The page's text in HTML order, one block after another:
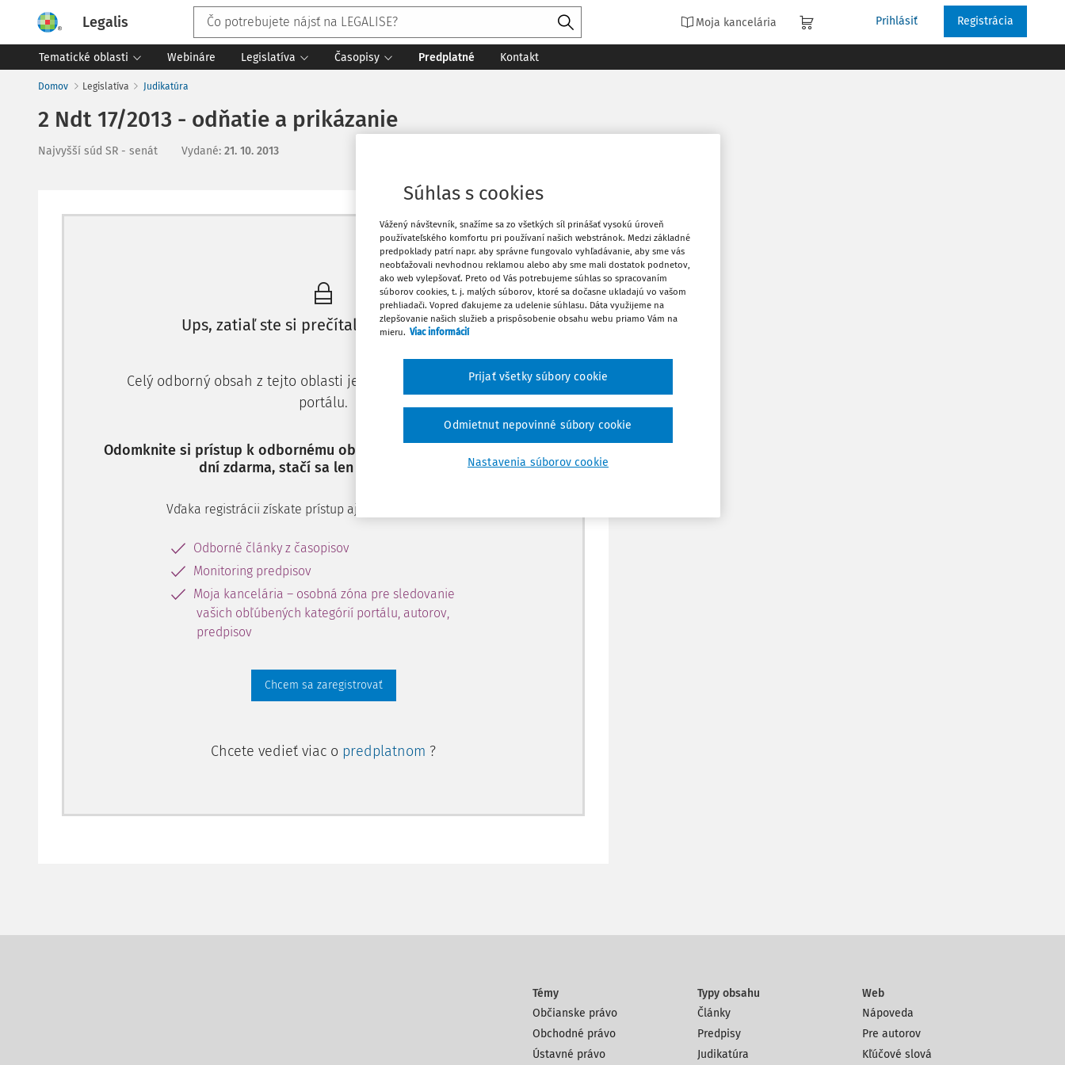
Legalis Moja kancelária Prihlásiť Registrácia
Tematické oblasti Webináre Legislatíva Časopisy Predplatné Kontakt
Domov Legislatíva Judikatúra
2 Ndt 17/2013 - odňatie a prikázanie
Najvyšší súd SR - senát Vydané: 21. 10. 2013
Máte predplatné? Prihláste sa
Ups, zatiaľ ste si prečítali len začiatok...
Celý odborný obsah z tejto oblasti je dostupný predplatiteľom
portálu.
Odomknite si prístup k odbornému obsahu a získajte prístup na 10
dní zdarma, stačí sa len zaregistrovať.
Vďaka registrácii získate prístup aj k vybranému obsahu:
Odborné články z časopisov
Monitoring predpisov
Moja kancelária – osobná zóna pre sledovanie
vašich obľúbených kategórií portálu, autorov,
predpisov
Chcem sa zaregistrovať
Chcete vedieť viac o predplatnom ?
Vytlačiť
Obľúbené
Stiahnuť
Témy
Občianske právo
Obchodné právo
Ústavné právo
Typy obsahu
Články
Predpisy
Judikatúra
Web
Nápoveda
Pre autorov
Kľúčové slová
Súhlas s cookies
Vážený návštevník, snažíme sa zo všetkých síl prinášať vysokú úroveň
používateľského komfortu pri používaní našich webstránok. Medzi základné
predpoklady patrí napr. aby správne fungovalo vyhľadávanie, aby sme vás
neobťažovali nevhodnou reklamou alebo aby sme mali dostatok podnetov,
ako web vylepšovať. Preto od Vás potrebujeme súhlas so spracovaním
súborov cookies, t. j. malých súborov, ktoré sa dočasne ukladajú vo vašom
prehliadači. Vopred ďakujeme za udelenie súhlasu. Dáta využijeme na
zlepšovanie našich služieb a prispôsobenie obsahu webu priamo Vám na
mieru. Viac informácií
Nastavenia súborov cookie
Odmietnut nepovinné súbory cookie
Prijať všetky súbory cookie